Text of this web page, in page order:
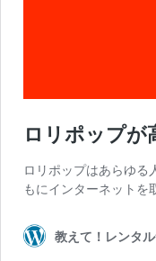
ロリポップが
ロリポップはあらゆる
もにインターネット
教えて！レンタ